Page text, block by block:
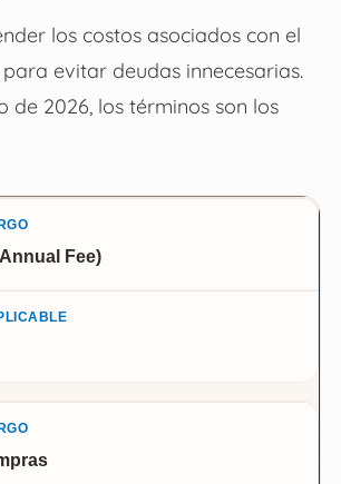
los costos asociados con el
evitar deudas innecesarias.
de 2026, los términos son los
Fee)